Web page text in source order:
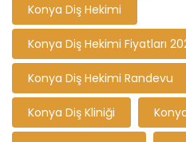
Konya Diş Hekimi
Konya Diş Hekimi Fiyatları
Konya Diş Hekimi Randevu
Konya Diş Kliniği